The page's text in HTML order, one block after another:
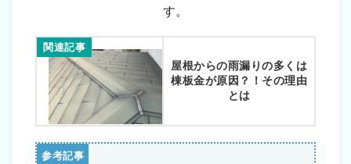
す。
関連記事
屋根からの雨漏りの多くは
棟板金が原因？！その理由
とは